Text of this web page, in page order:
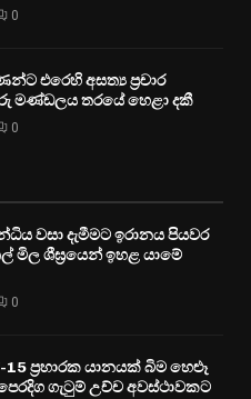
0
එරෙහි අසත්‍ය ප්‍රචාර
මණ්ඩලය තරයේ හෙළා දකී
0
වසා දැමීමට ඉරානය පියවර
ශීඝ්‍රයෙන් ඉහළ යාමේ
0
15 ප්‍රහාරක යානයක් බිම හෙළූ
ගැටුම් උච්ච අවස්ථාවකට